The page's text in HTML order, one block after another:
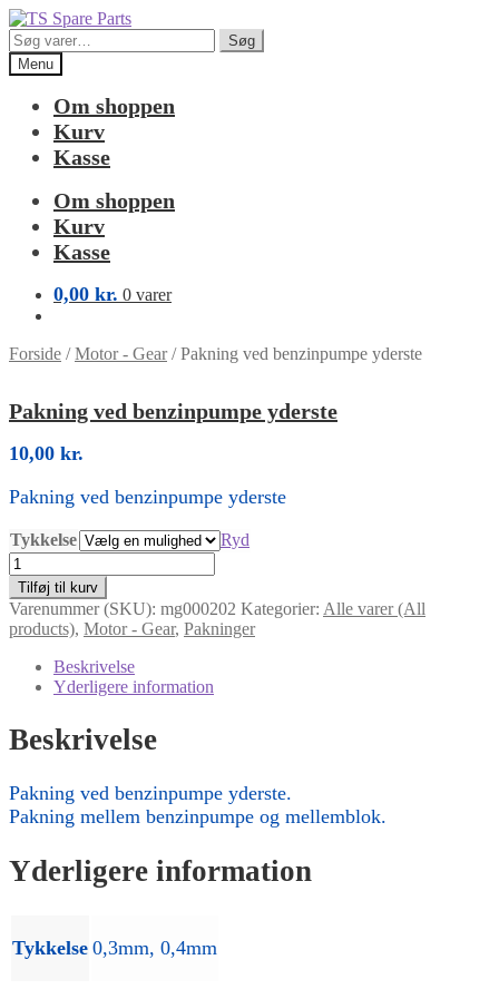
Spring
til
navigation
Spring
til
indhold
Søg
efter:
Søg
Menu
Om shoppen
Kurv
Kasse
Om shoppen
Kurv
Kasse
0,00 kr. 0 varer
Forside /Motor - Gear/Pakning ved benzinpumpe yderste
Pakning ved benzinpumpe yderste
10,00 kr.
Pakning ved benzinpumpe yderste
Tykkelse
Ryd
Pakning
ved
benzinpumpe
yderste
antal
Tilføj til kurv
Varenummer (SKU): mg000202 Kategorier: Alle varer (All
products), Motor - Gear, Pakninger
Beskrivelse
Yderligere information
Beskrivelse
Pakning ved benzinpumpe yderste.
Pakning mellem benzinpumpe og mellemblok.
Yderligere information
Tykkelse 0,3mm, 0,4mm